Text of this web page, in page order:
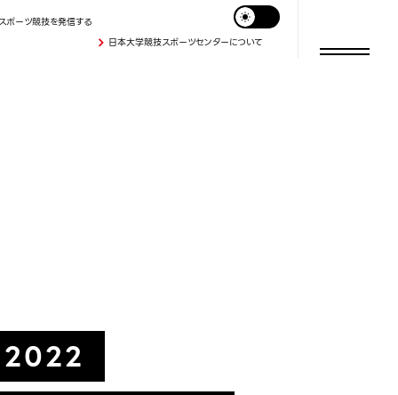
ポーツ競技を発信する
日本大学競技スポーツセンターについて
2022